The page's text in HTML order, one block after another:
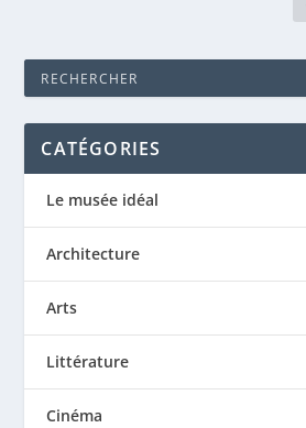
CATÉGORIES
Le musée idéal
Architecture
Arts
Littérature
Cinéma